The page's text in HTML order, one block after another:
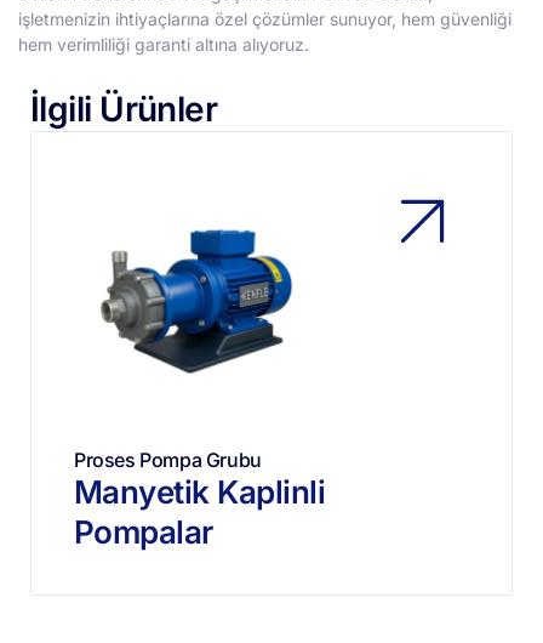
işletmenizin ihtiyaçlarına özel çözümler sunuyor, hem güvenliği
hem verimliliği garanti altına alıyoruz.
İlgili Ürünler
Proses Pompa Grubu
Manyetik Kaplinli
Pompalar